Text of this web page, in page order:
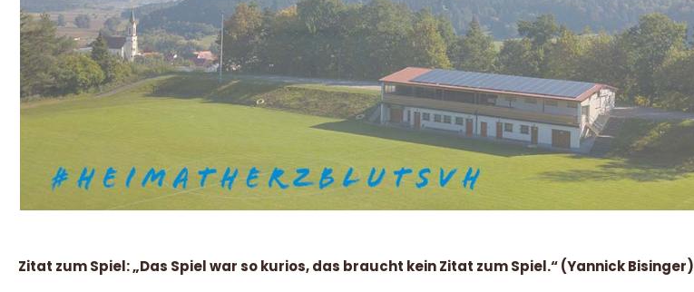
Zitat zum Spiel: „Das Spiel war so kurios, das braucht kein Zitat zum Spiel.“ (Yannick Bisinger)